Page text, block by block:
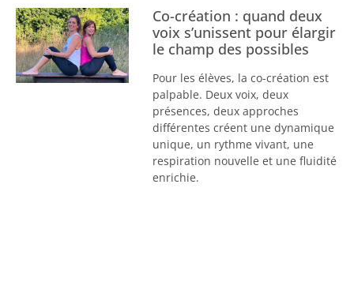
Co-création : quand deux
voix s’unissent pour élargir
le champ des possibles
Pour les élèves, la co-création est
palpable. Deux voix, deux
présences, deux approches
différentes créent une dynamique
unique, un rythme vivant, une
respiration nouvelle et une fluidité
enrichie.